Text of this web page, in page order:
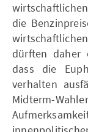
die
dürften daher
dass die
verhalten
Midterm-